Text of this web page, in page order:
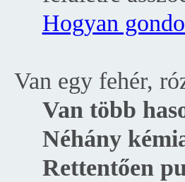
Hogyan
Van egy fehér,
Van több
Néhány
Rettentően